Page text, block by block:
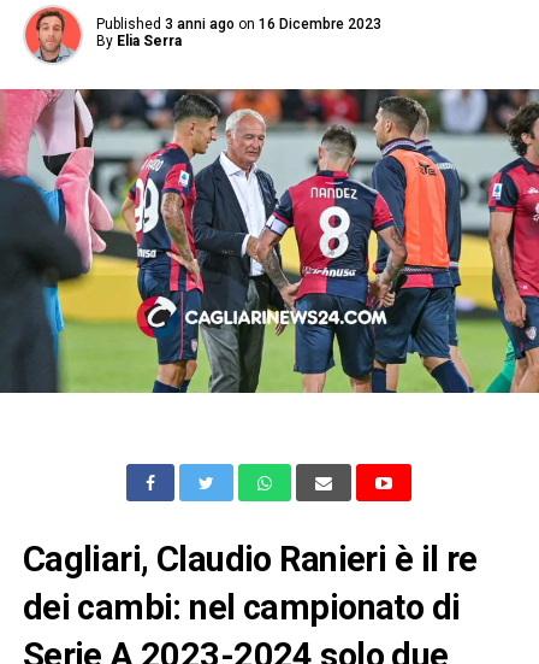
Published 3 anni ago on 16 Dicembre 2023
By Elia Serra
Cagliari, Claudio Ranieri è il re
dei cambi: nel campionato di
Serie A 2023-2024 solo due